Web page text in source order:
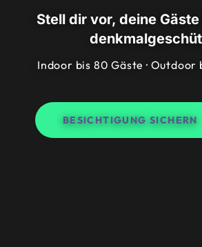
Stell dir vor, deine
Indoor bis 80 Gäste · Outdoor
BESICHTIGUNG SICHERN